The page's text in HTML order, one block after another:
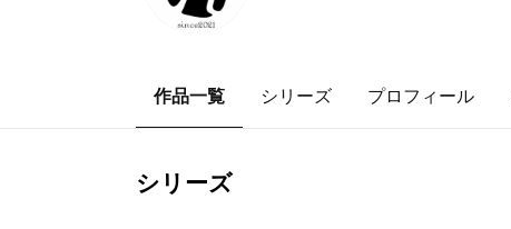
作品一覧 シリーズ プロフィール
シリーズ